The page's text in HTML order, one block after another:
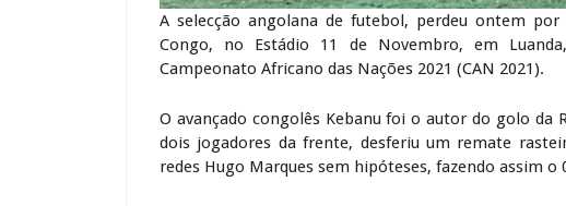
A selecção angolana de futebol, perdeu ontem
Congo, no Estádio 11 de Novembro, em
Campeonato Africano das Nações 2021 (CAN 2021).
O avançado congolês Kebanu foi o autor do golo da
dois jogadores da frente, desferiu um remate
redes Hugo Marques sem hipóteses, fazendo assim o